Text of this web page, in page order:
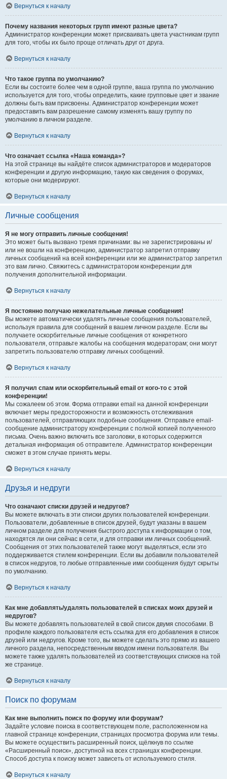
Вернуться к началу
Почему названия некоторых групп имеют разные цвета?
Администратор конференции может присваивать цвета участникам групп
для того, чтобы их было проще отличать друг от друга.
Вернуться к началу
Что такое группа по умолчанию?
Если вы состоите более чем в одной группе, ваша группа по умолчанию
используется для того, чтобы определить, какие групповые цвет и звание
должны быть вам присвоены. Администратор конференции может
предоставить вам разрешение самому изменять вашу группу по
умолчанию в личном разделе.
Вернуться к началу
Что означает ссылка «Наша команда»?
На этой странице вы найдёте список администраторов и модераторов
конференции и другую информацию, такую как сведения о форумах,
которые они модерируют.
Вернуться к началу
Личные сообщения
Я не могу отправить личные сообщения!
Это может быть вызвано тремя причинами: вы не зарегистрированы и/
или не вошли на конференцию, администратор запретил отправку
личных сообщений на всей конференции или же администратор запретил
это вам лично. Свяжитесь с администратором конференции для
получения дополнительной информации.
Вернуться к началу
Я постоянно получаю нежелательные личные сообщения!
Вы можете автоматически удалять личные сообщения пользователей,
используя правила для сообщений в вашем личном разделе. Если вы
получаете оскорбительные личные сообщения от конкретного
пользователя, отправьте жалобы на сообщения модераторам; они могут
запретить пользователю отправку личных сообщений.
Вернуться к началу
Я получил спам или оскорбительный email от кого-то с этой
конференции!
Мы сожалеем об этом. Форма отправки email на данной конференции
включает меры предосторожности и возможность отслеживания
пользователей, отправляющих подобные сообщения. Отправьте email-
сообщение администратору конференции с полной копией полученного
письма. Очень важно включить все заголовки, в которых содержится
детальная информация об отправителе. Администратор конференции
сможет в этом случае принять меры.
Вернуться к началу
Друзья и недруги
Что означают списки друзей и недругов?
Вы можете включать в эти списки других пользователей конференции.
Пользователи, добавленные в список друзей, будут указаны в вашем
личном разделе для получения быстрого доступа к информации о том,
находятся ли они сейчас в сети, и для отправки им личных сообщений.
Сообщения от этих пользователей также могут выделяться, если это
поддерживается стилем конференции. Если вы добавили пользователей
в список недругов, то любые отправленные ими сообщения будут скрыты
по умолчанию.
Вернуться к началу
Как мне добавлять/удалять пользователей в списках моих друзей и
недругов?
Вы можете добавлять пользователей в свой список двумя способами. В
профиле каждого пользователя есть ссылка для его добавления в список
друзей или недругов. Кроме того, вы можете сделать это прямо из вашего
личного раздела, непосредственным вводом имени пользователя. Вы
можете также удалять пользователей из соответствующих списков на той
же странице.
Вернуться к началу
Поиск по форумам
Как мне выполнить поиск по форуму или форумам?
Задайте условие поиска в соответствующем поле, расположенном на
главной странице конференции, страницах просмотра форума или темы.
Вы можете осуществить расширенный поиск, щёлкнув по ссылке
«Расширенный поиск», доступной на всех страницах конференции.
Способ доступа к поиску может зависеть от используемого стиля.
Вернуться к началу